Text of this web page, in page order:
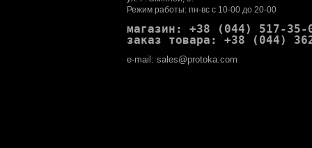
Режим работы: пн-вс с 10-00 до 20-00
магазин: +38 (044) 517-35-
заказ товара: +38 (044)
e-mail: sales@protoka.com